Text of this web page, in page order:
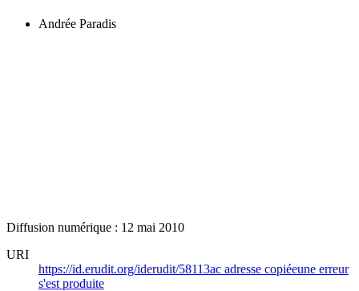
Andrée Paradis
Diffusion numérique : 12 mai 2010
URI
https://id.erudit.org/iderudit/58113ac adresse copiéeune erreur
s'est produite